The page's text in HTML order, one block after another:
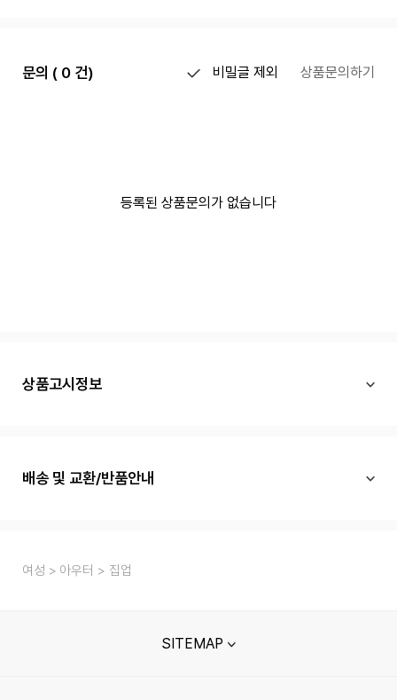
문의 ( 0 건) 비밀글 제외 상품문의하기
등록된 상품문의가 없습니다
상품고시정보
배송 및 교환/반품안내
여성 아우터 집업
SITEMAP